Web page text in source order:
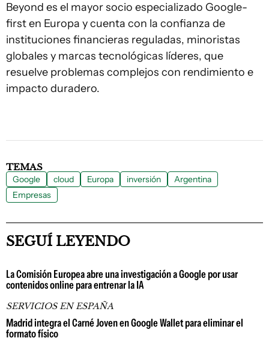
Beyond es el mayor socio especializado Google-
first en Europa y cuenta con la confianza de
instituciones financieras reguladas, minoristas
globales y marcas tecnológicas líderes, que
resuelve problemas complejos con rendimiento e
impacto duradero.
TEMAS
Google cloud Europa inversión
Argentina
Empresas
SEGUÍ LEYENDO
La Comisión Europea abre una investigación a Google por usar
contenidos online para entrenar la IA
SERVICIOS EN ESPAÑA
Madrid integra el Carné Joven en Google Wallet para eliminar el
formato físico